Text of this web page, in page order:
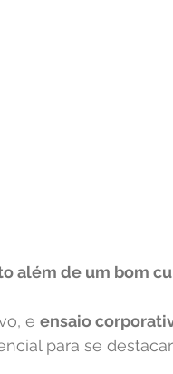
além de um bom
e ensaio
para se